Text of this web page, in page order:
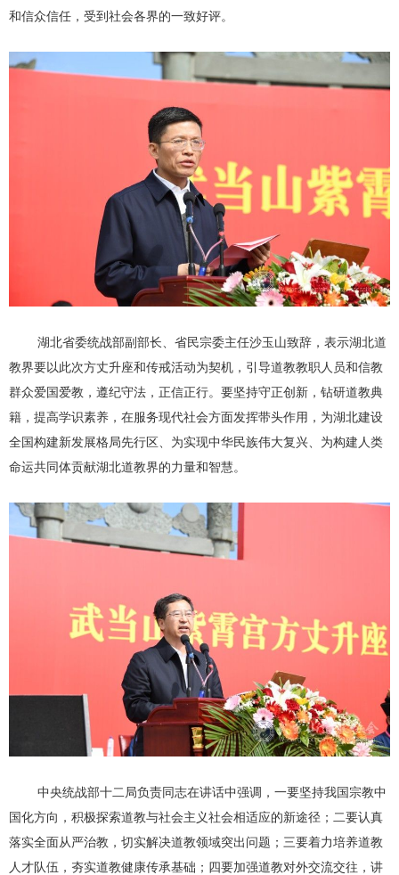
和信众信任，受到社会各界的一致好评。
湖北省委统战部副部长、省民宗委主任沙玉山致辞，表示湖北道
教界要以此次方丈升座和传戒活动为契机，引导道教教职人员和信教
群众爱国爱教，遵纪守法，正信正行。要坚持守正创新，钻研道教典
籍，提高学识素养，在服务现代社会方面发挥带头作用，为湖北建设
全国构建新发展格局先行区、为实现中华民族伟大复兴、为构建人类
命运共同体贡献湖北道教界的力量和智慧。
中央统战部十二局负责同志在讲话中强调，一要坚持我国宗教中
国化方向，积极探索道教与社会主义社会相适应的新途径；二要认真
落实全面从严治教，切实解决道教领域突出问题；三要着力培养道教
人才队伍，夯实道教健康传承基础；四要加强道教对外交流交往，讲